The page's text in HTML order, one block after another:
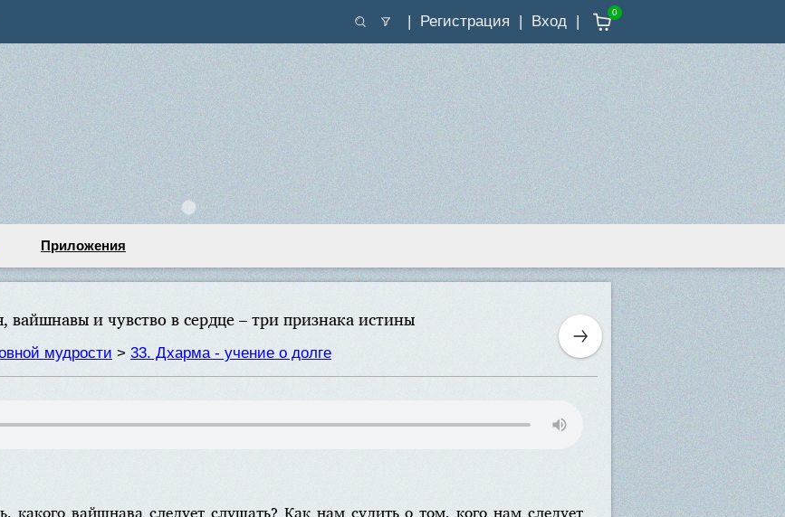
Регистрация Вход
0
Приложения
вайшнавы и чувство в сердце – три признака истины
мудрости > 33. Дхарма - учение о долге
какого вайшнава следует слушать? Как нам судить о том, кого нам следует